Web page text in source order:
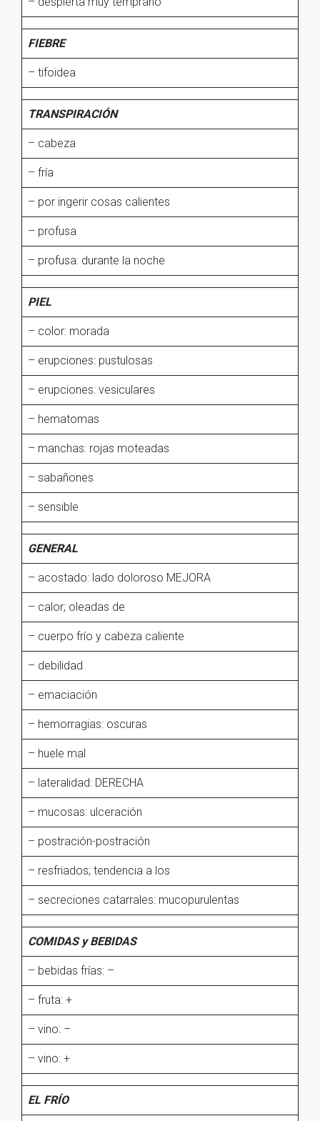
FIEBRE
– tifoidea
TRANSPIRACIÓN
– cabeza
– fría
– por ingerir cosas calientes
– profusa
– profusa: durante la noche
PIEL
– color: morada
– erupciones: pustulosas
– erupciones: vesiculares
– hematomas
– manchas: rojas moteadas
– sabañones
– sensible
GENERAL
– acostado: lado doloroso MEJORA
– calor; oleadas de
– cuerpo frío y cabeza caliente
– debilidad
– emaciación
– hemorragias: oscuras
– huele mal
– lateralidad: DERECHA
– mucosas: ulceración
– postración-postración
– resfriados; tendencia a los
– secreciones catarrales: mucopurulentas
COMIDAS y BEBIDAS
– bebidas frías: –
– fruta: +
– vino: –
– vino: +
EL FRÍO